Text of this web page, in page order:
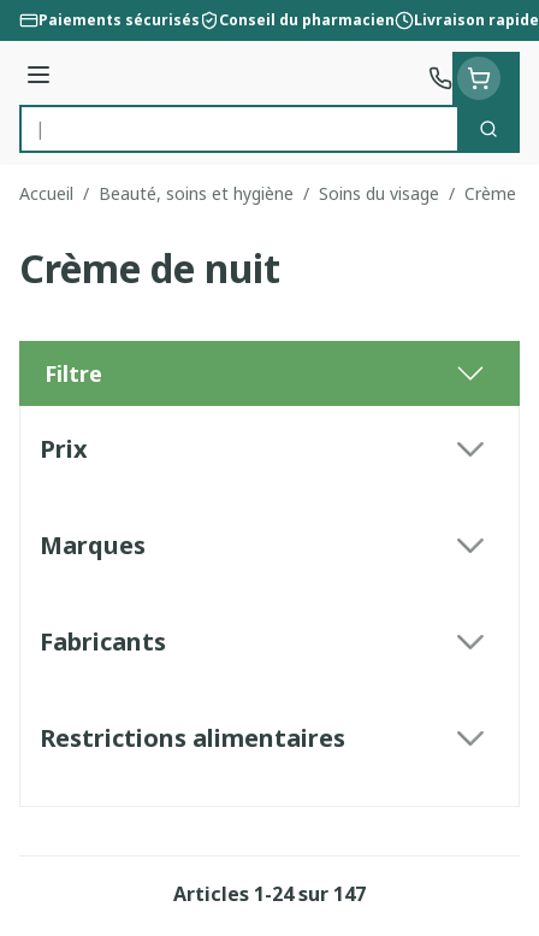
Aller au contenu
Paiements sécurisés Conseil du pharmacien Livraison rapide
Menu
Rechercher
Accueil / Beauté, soins et hygiène / Soins du visage / Crème
Crème de nuit
Filtre
Prix
Marques
Fabricants
Restrictions alimentaires
Articles 1-24sur 147